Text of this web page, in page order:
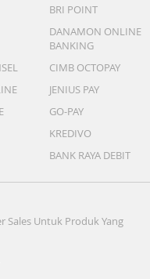
BRI POINT
DANAMON ONLINE
BANKING
CIMB OCTOPAY
JENIUS PAY
GO-PAY
KREDIVO
BANK RAYA DEBIT
Sales Untuk Produk Yang